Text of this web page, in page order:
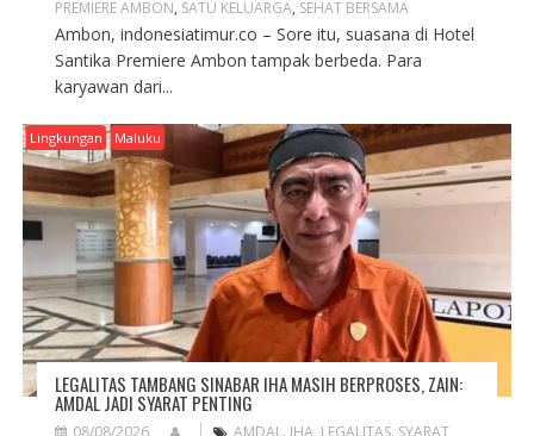
PREMIERE AMBON, SATU KELUARGA, SEHAT BERSAMA
Ambon, indonesiatimur.co – Sore itu, suasana di Hotel
Santika Premiere Ambon tampak berbeda. Para
karyawan dari...
Lingkungan Maluku
LEGALITAS TAMBANG SINABAR IHA MASIH BERPROSES, ZAIN:
AMDAL JADI SYARAT PENTING